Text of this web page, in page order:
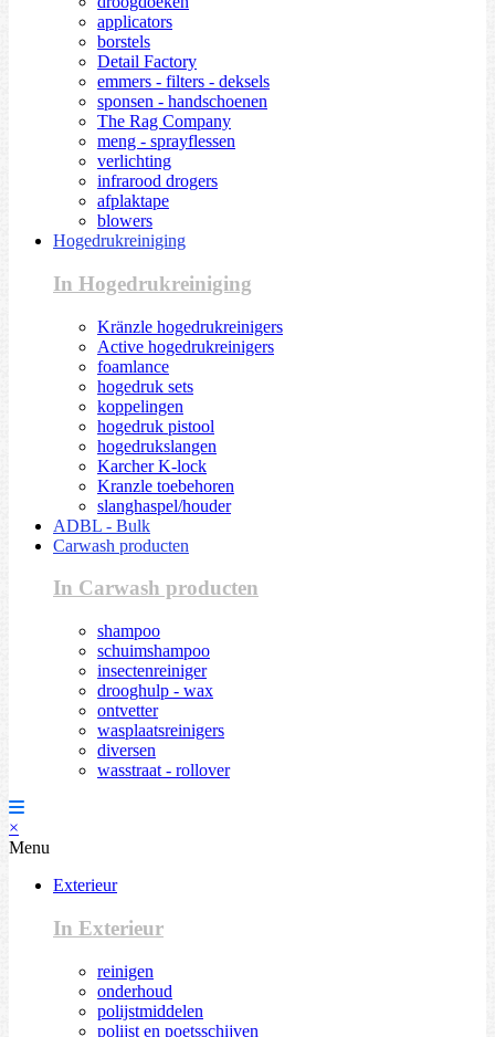
applicators
borstels
Detail Factory
emmers - filters - deksels
sponsen - handschoenen
The Rag Company
meng - sprayflessen
verlichting
infrarood drogers
afplaktape
blowers
Hogedrukreiniging
In Hogedrukreiniging
Kränzle hogedrukreinigers
Active hogedrukreinigers
foamlance
hogedruk sets
koppelingen
hogedruk pistool
hogedrukslangen
Karcher K-lock
Kranzle toebehoren
slanghaspel/houder
ADBL - Bulk
Carwash producten
In Carwash producten
shampoo
schuimshampoo
insectenreiniger
drooghulp - wax
ontvetter
wasplaatsreinigers
diversen
wasstraat - rollover
×
Menu
Exterieur
In Exterieur
reinigen
onderhoud
polijstmiddelen
polijst en poetsschijven